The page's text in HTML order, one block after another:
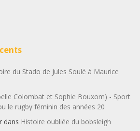
du Stado de Jules Soulé à Maurice
Colombat et Sophie Bouxom) - Sport
le rugby féminin des années 20
dans Histoire oubliée du bobsleigh